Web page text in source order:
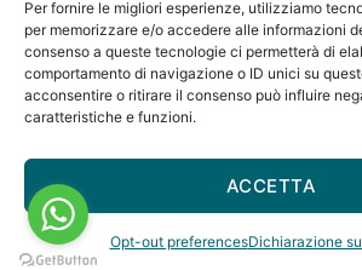
Per fornire le migliori esperienze, utilizziamo
per memorizzare e/o accedere alle informazioni
consenso a queste tecnologie ci permetterà di
comportamento di navigazione o ID unici su
acconsentire o ritirare il consenso può influire
caratteristiche e funzioni.
ACCETTA
Opt-out preferencesDichiarazione
Privacy Policy
Grazie per qualsiasi
IBAN: IT28 U030 6912 1181
- BIC/SWIFT: